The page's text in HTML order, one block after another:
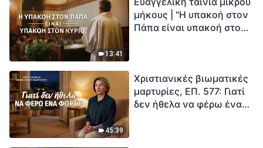
εξαφάνισης». Οι
καταστροφές χτυπούν.
Ξεκινά η αντίστροφη
13:41
μήκους | "Η υπακοή στον
Πάπα είναι υπακοή στον
45:39
Χριστιανικές βιωματικές
μαρτυρίες, ΕΠ. 577: Γιατί
δεν ήθελα να φέρω ένα